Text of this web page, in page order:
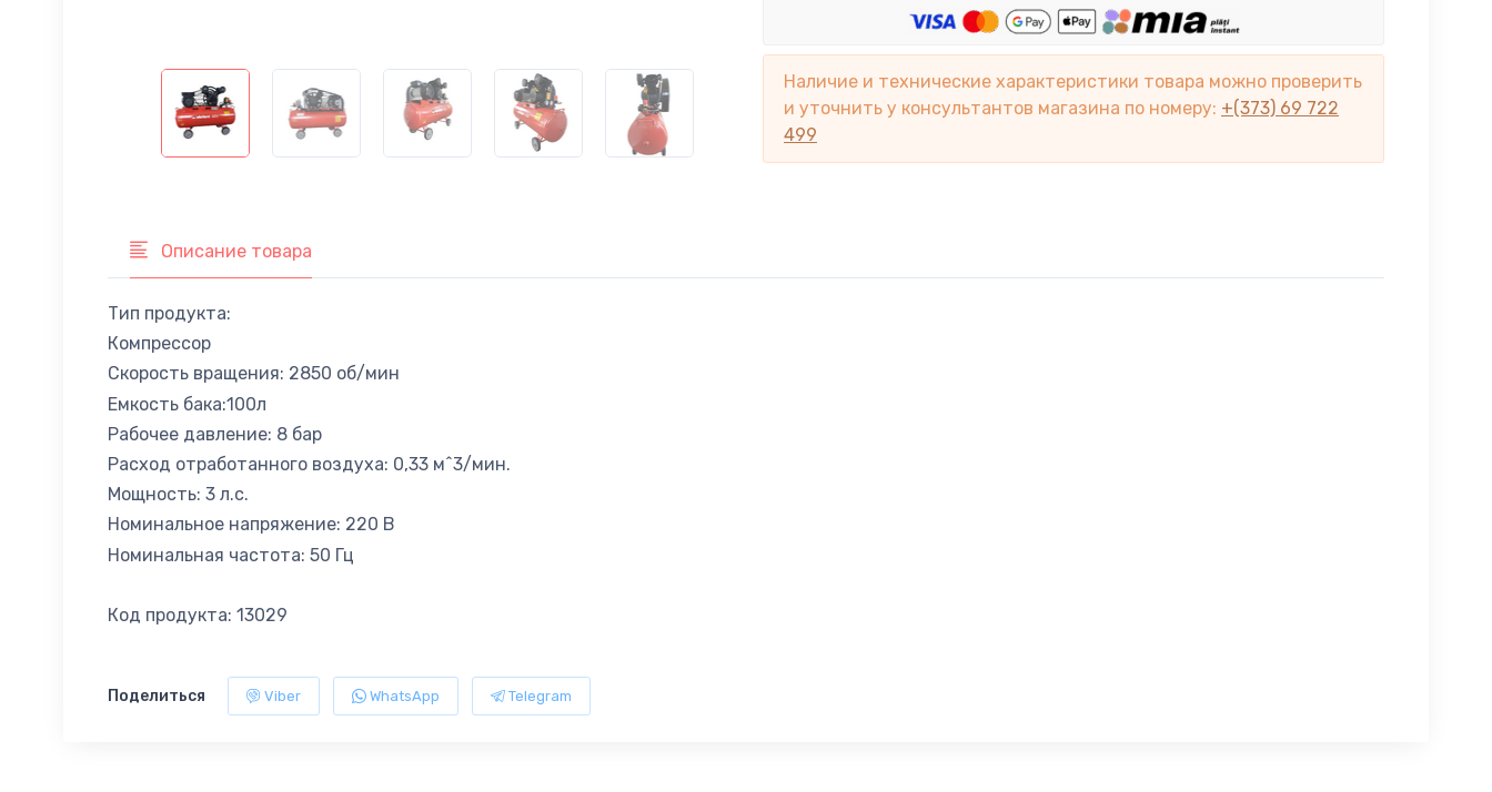
Наличие и технические характеристики товара можно проверить
и уточнить у консультантов магазина по номеру: +(373) 69 722
499
Описание товара
Тип продукта:
Компрессор
Скорость вращения: 2850 об/мин
Емкость бака:100л
Рабочее давление: 8 бар
Расход отработанного воздуха: 0,33 м^3/мин.
Мощность: 3 л.с.
Номинальное напряжение: 220 В
Номинальная частота: 50 Гц
Код продукта: 13029
Поделиться Viber WhatsApp Telegram